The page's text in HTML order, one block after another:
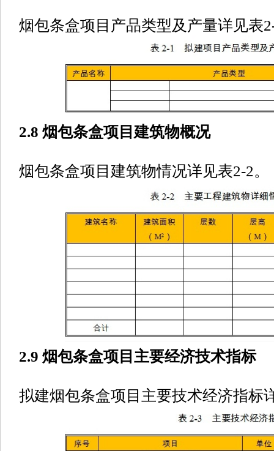
烟包条盒项目产品类型及产量详见表
2.8 烟包条盒项目建筑物概况
烟包条盒项目建筑物情况详见表2-2。
2.9 烟包条盒项目主要经济技术指标
拟建烟包条盒项目主要技术经济指标